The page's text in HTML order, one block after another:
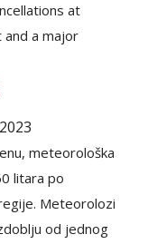
at
and a major
meteorološka
litara po
Meteorolozi
od jednog